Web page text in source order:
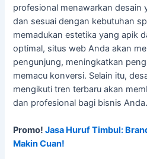
profesional menawarkan desain
dan sesuai dengan kebutuhan
memadukan estetika yang apik
optimal, situs web Anda akan
pengunjung, meningkatkan
memacu konversi. Selain itu,
mengikuti tren terbaru akan
dan profesional bagi bisnis Anda.
Promo!Jasa Huruf Timbul:
Makin Cuan!